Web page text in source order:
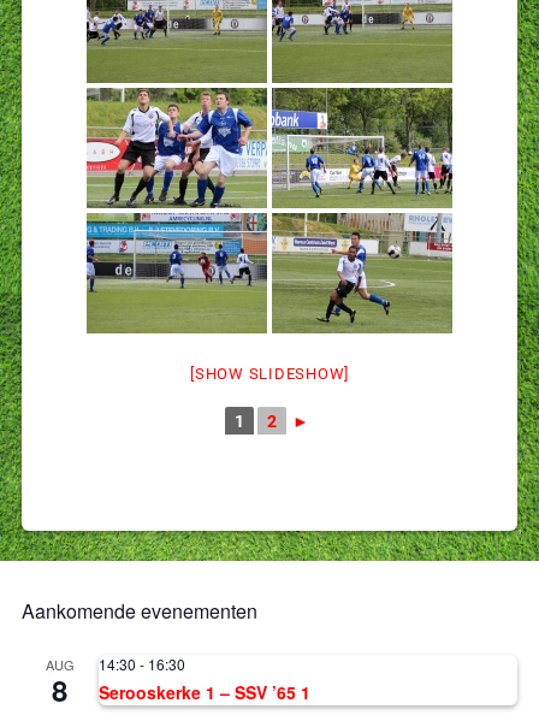
[SHOW SLIDESHOW]
1 2 ►
Aankomende evenementen
AUG
8
14:30 - 16:30
Serooskerke 1 – SSV ’65 1